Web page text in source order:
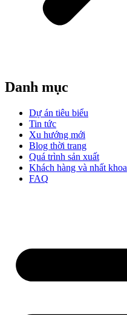
Danh mục
Dự án tiêu biểu
Tin tức
Xu hướng mới
Blog thời trang
Quá trình sản xuất
Khách hàng và nhất khoa
FAQ